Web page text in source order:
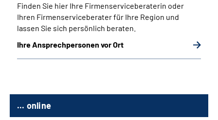
Finden Sie hier Ihre Firmenserviceberaterin oder
Ihren Firmenserviceberater für Ihre Region und
lassen Sie sich persönlich beraten.
Ihre Ansprechpersonen vor Ort
... online